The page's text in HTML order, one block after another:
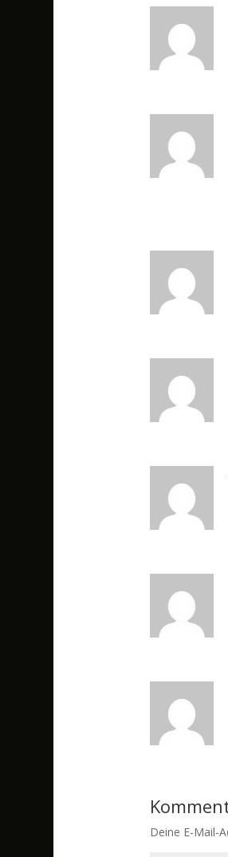
Deine E-Mail-